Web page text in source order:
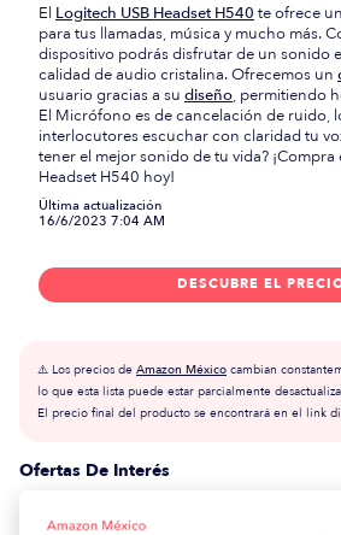
El Logitech USB Headset H540 te ofrece
para tus llamadas, música y mucho más.
dispositivo podrás disfrutar de un sonido
calidad de audio cristalina. Ofrecemos un
usuario gracias a su diseño, permitiendo
El Micrófono es de cancelación de ruido,
interlocutores escuchar con claridad tu
tener el mejor sonido de tu vida? ¡Compra
Headset H540 hoy!
Última actualización
16/6/2023 7:04 AM
DESCUBRE EL
⚠️ Los precios de Amazon México cambian
lo que esta lista puede estar parcialmente
El precio final del producto se encontrará en el link
Ofertas De Interés